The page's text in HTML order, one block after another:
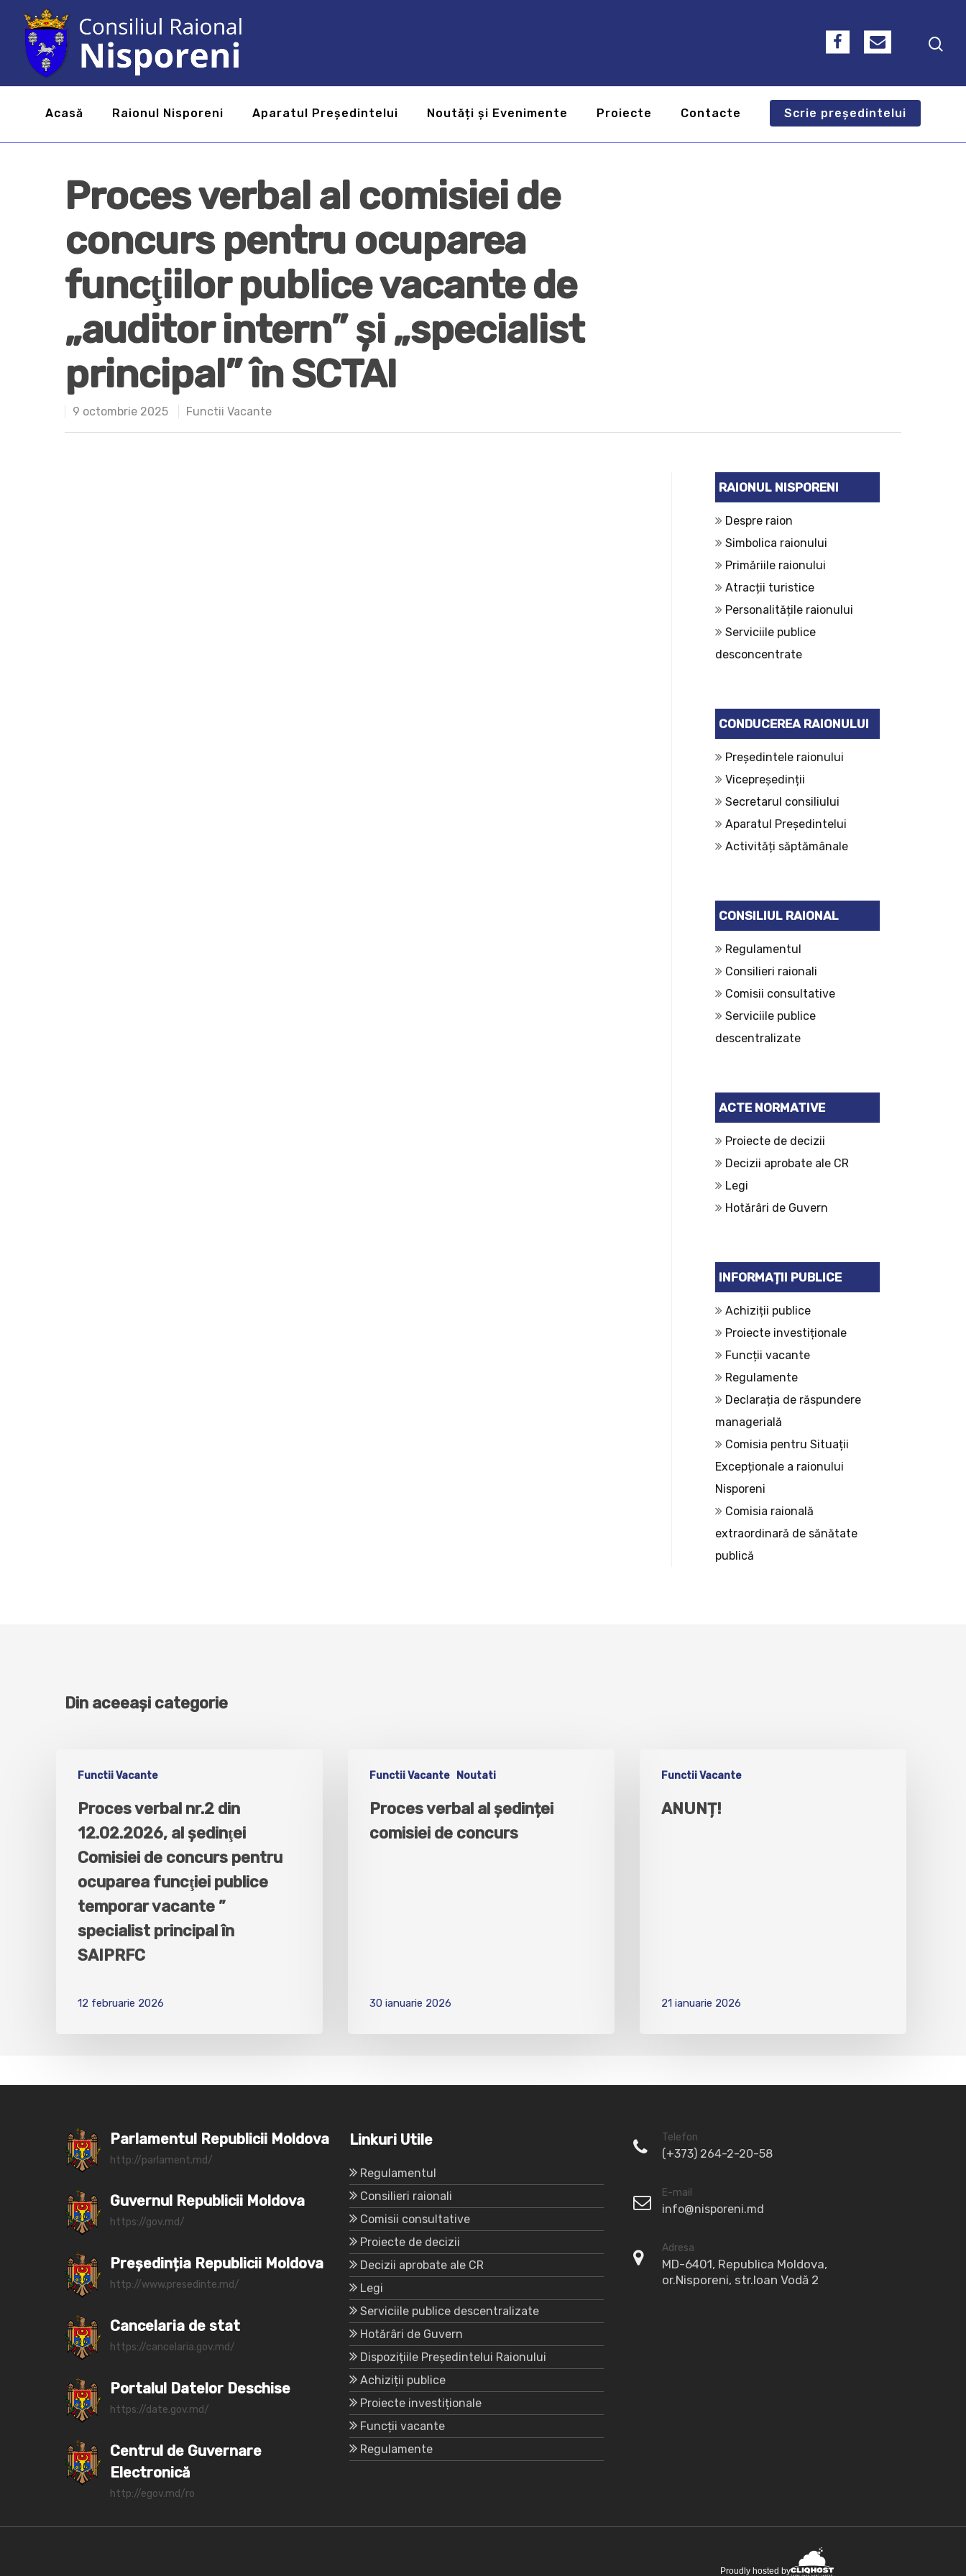
Acasă Raionul Nisporeni Aparatul Președintelui Noutăți și Evenimente Proiecte Contacte Scrie președintelui
Proces verbal al comisiei de
concurs pentru ocuparea
funcţiilor publice vacante de
„auditor intern” şi „specialist
principal” în SCTAI
9 octombrie 2025 Functii Vacante
RAIONUL NISPORENI
Despre raion
Simbolica raionului
Primăriile raionului
Atracții turistice
Personalitățile raionului
Serviciile publice
desconcentrate
CONDUCEREA RAIONULUI
Președintele raionului
Vicepreședinții
Secretarul consiliului
Aparatul Președintelui
Activități săptămânale
CONSILIUL RAIONAL
Regulamentul
Consilieri raionali
Comisii consultative
Serviciile publice
descentralizate
ACTE NORMATIVE
Proiecte de decizii
Decizii aprobate ale CR
Legi
Hotărâri de Guvern
INFORMAȚII PUBLICE
Achiziții publice
Proiecte investiționale
Funcții vacante
Regulamente
Declarația de răspundere
managerială
Comisia pentru Situații
Excepționale a raionului
Nisporeni
Comisia raională
extraordinară de sănătate
publică
Din aceeași categorie
Functii Vacante
Proces verbal nr.2 din
12.02.2026, al şedinţei
Comisiei de concurs pentru
ocuparea funcţiei publice
temporar vacante ”
specialist principal în
SAIPRFC
12 februarie 2026
Functii Vacante Noutati
Proces verbal al ședinței
comisiei de concurs
30 ianuarie 2026
Functii Vacante
ANUNȚ!
21 ianuarie 2026
Parlamentul Republicii Moldova
http://parlament.md/
Guvernul Republicii Moldova
https://gov.md/
Președinția Republicii Moldova
http://www.presedinte.md/
Cancelaria de stat
https://cancelaria.gov.md/
Portalul Datelor Deschise
https://date.gov.md/
Centrul de Guvernare
Electronică
http://egov.md/ro
Linkuri Utile
Regulamentul
Consilieri raionali
Comisii consultative
Proiecte de decizii
Decizii aprobate ale CR
Legi
Serviciile publice descentralizate
Hotărâri de Guvern
Dispozițiile Președintelui Raionului
Achiziții publice
Proiecte investiționale
Funcții vacante
Regulamente
Telefon
(+373) 264-2-20-58
E-mail
info@nisporeni.md
Adresa
MD-6401, Republica Moldova,
or.Nisporeni, str.Ioan Vodă 2